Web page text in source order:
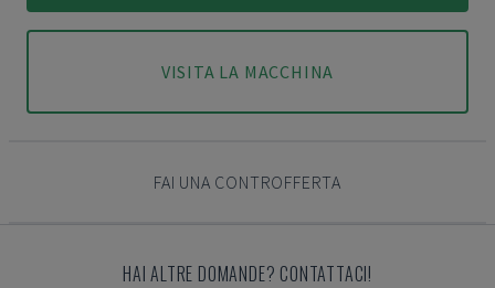
VISITA LA MACCHINA
FAI UNA CONTROFFERTA
HAI ALTRE DOMANDE? CONTATTACI!